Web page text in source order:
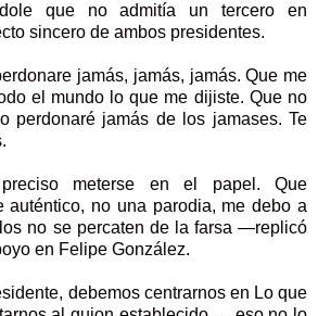
que no admitía un tercero en
sincero de ambos presidentes.
jamás, jamás, jamás. Que me
el mundo lo que me dijiste. Que no
perdonaré jamás de los jamases. Te
meterse en el papel. Que
auténtico, no una parodia, me debo a
no se percaten de la farsa —replicó
en Felipe González.
debemos centrarnos en Lo que